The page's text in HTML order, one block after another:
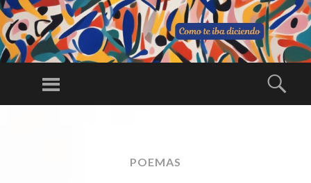
C
A
Una larga
Menú
POEMAS